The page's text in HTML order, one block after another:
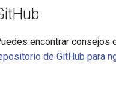
encontrar consejos
de GitHub para